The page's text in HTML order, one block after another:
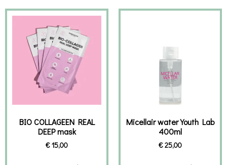
BIO COLLAGEEN REAL
DEEP mask
€15,00
Micellair water Youth Lab
400ml
€25,00